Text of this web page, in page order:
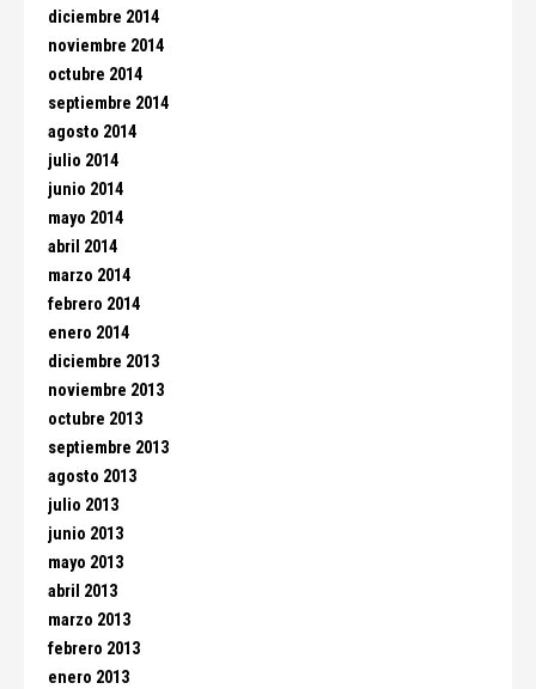
diciembre 2014
noviembre 2014
octubre 2014
septiembre 2014
agosto 2014
julio 2014
junio 2014
mayo 2014
abril 2014
marzo 2014
febrero 2014
enero 2014
diciembre 2013
noviembre 2013
octubre 2013
septiembre 2013
agosto 2013
julio 2013
junio 2013
mayo 2013
abril 2013
marzo 2013
febrero 2013
enero 2013